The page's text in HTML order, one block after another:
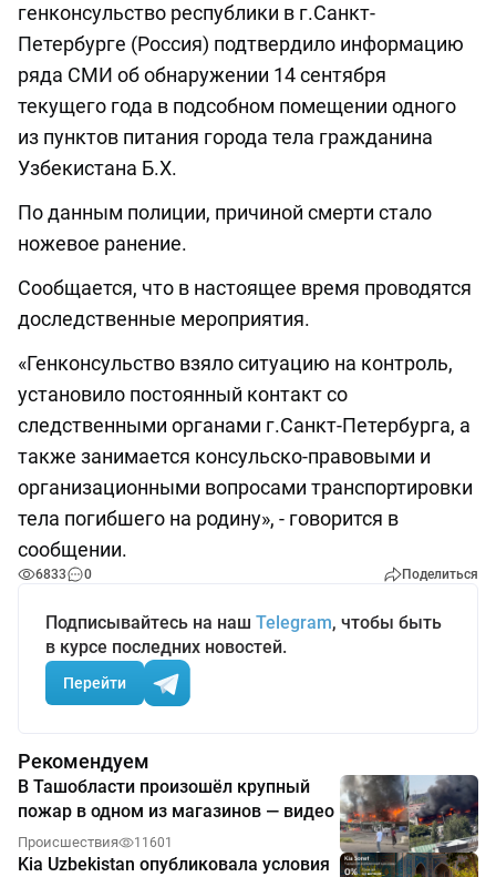
генконсульство республики в г.Санкт-
Петербурге (Россия) подтвердило информацию
ряда СМИ об обнаружении 14 сентября
текущего года в подсобном помещении одного
из пунктов питания города тела гражданина
Узбекистана Б.Х.
По данным полиции, причиной смерти стало
ножевое ранение.
Сообщается, что в настоящее время проводятся
доследственные мероприятия.
«Генконсульство взяло ситуацию на контроль,
установило постоянный контакт со
следственными органами г.Санкт-Петербурга, а
также занимается консульско-правовыми и
организационными вопросами транспортировки
тела погибшего на родину», - говорится в
сообщении.
6833 0 Поделиться
Подписывайтесь на наш Telegram, чтобы быть
в курсе последних новостей.
Перейти
Рекомендуем
В Ташобласти произошёл крупный
пожар в одном из магазинов — видео
Происшествия 11601
Kia Uzbekistan опубликовала условия